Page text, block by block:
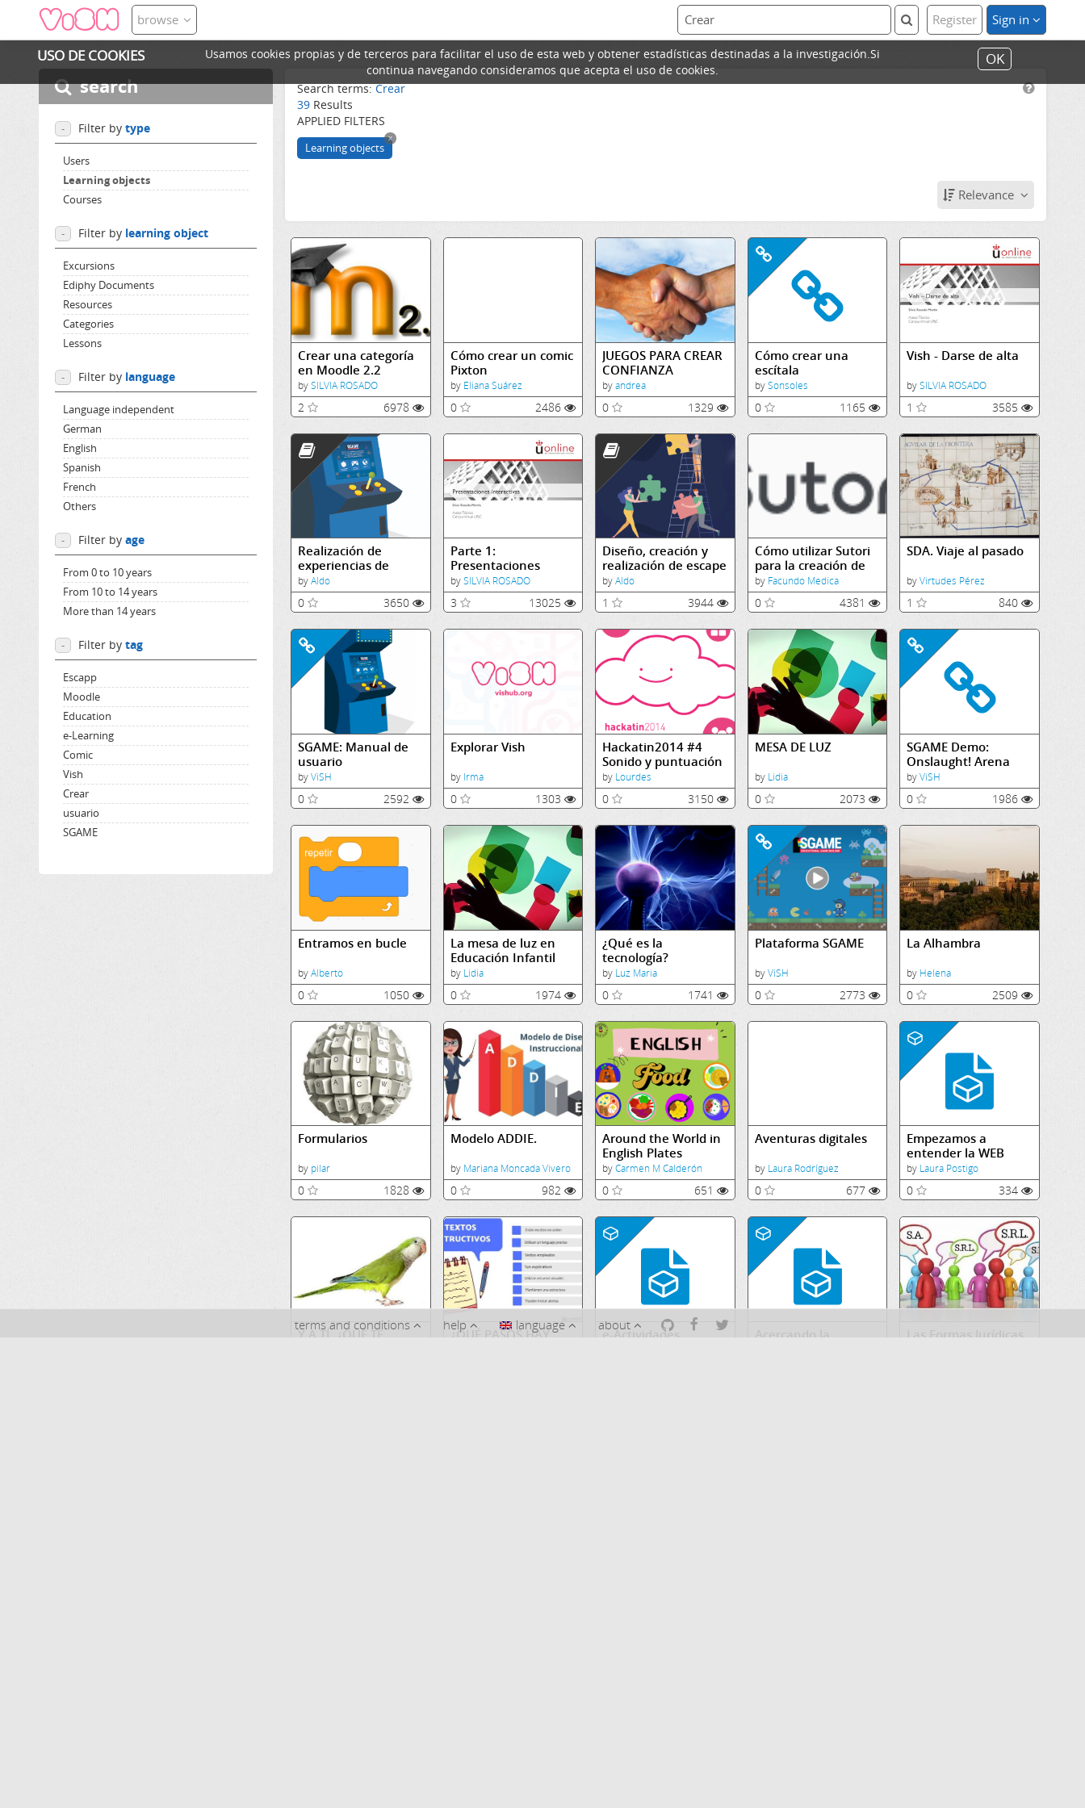
USO DE COOKIES
Usamos cookies propias y de terceros para facilitar el uso de esta web y obtener estadísticas destinadas a la investigación.Si
continua navegando consideramos que acepta el uso de cookies.
OK
browse Register Sign in
search
- Filter bytype
Users
Learning objects
Courses
- Filter by learning object
Excursions
Ediphy Documents
Resources
Categories
Lessons
- Filter by language
Language independent
German
English
Spanish
French
Others
- Filter byage
From 0 to 10 years
From 10 to 14 years
More than 14 years
- Filter bytag
Escapp
Moodle
Education
e-Learning
Comic
Vish
Crear
usuario
SGAME
Search terms:Crear
39Results
APPLIED FILTERS
Learning objects
x
Relevance
Crear una categoría
en Moodle 2.2
bySILVIA ROSADO
2 6978
Cómo crear un comic
Pixton
by Eliana Suárez
0 2486
JUEGOS PARA CREAR
CONFIANZA
byandrea
0 1329
Cómo crear una
escítala
bySonsoles
0 1165
Vish - Darse de alta
by SILVIA ROSADO
1 3585
Realización de
experiencias de
aprendizaje basado
en juegos con la
plataforma SGAME
byAldo
0 3650
Parte 1:
Presentaciones
interactivas
bySILVIA ROSADO
3 13025
Diseño, creación y
realización de escape
rooms educativas
byAldo
1 3944
Cómo utilizar Sutori
para la creación de
líneas de tiempo
by Facundo Medica
0 4381
SDA. Viaje al pasado
by Virtudes Pérez
1 840
SGAME: Manual de
usuario
byViSH
0 2592
Explorar Vish
by Irma
0 1303
Hackatin2014 #4
Sonido y puntuación
by Lourdes
0 3150
MESA DE LUZ
by Lidia
0 2073
SGAME Demo:
Onslaught! Arena
by ViSH
0 1986
Entramos en bucle
byAlberto
0 1050
La mesa de luz en
Educación Infantil
by Lidia
0 1974
¿Qué es la
tecnología?
by Luz Maria
0 1741
Plataforma SGAME
byViSH
0 2773
La Alhambra
by Helena
0 2509
Formularios
by pilar
0 1828
Modelo ADDIE.
by Mariana Moncada Vivero
0 982
Around the World in
English Plates
byCarmen M Calderón
0 651
Aventuras digitales
by Laura Rodríguez
0 677
Empezamos a
entender la WEB
by Laura Postigo
0 334
Y A TÍ, ¿QUÉ TE
¿QUÉ PASOS HAY
e-Actividades
Acercando la
Las Formas Jurídicas
terms and conditions help language about